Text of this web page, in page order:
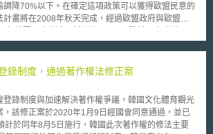
調降70%以下。在確定這項政策可以獲得歐盟民意的
畫將在2008年秋天完成，經過歐盟政府與歐盟議
遊簡訊的價格上限，但是在徵詢各方意見後，電信
，文字漫遊簡訊的批發價上限也將可能調降在4到8
簡訊費率上限政策施行的阻礙。 由於文字簡訊的
項服務的獲利上已相當穩定，因此透過合理的價格
符成本的漫遊文字簡訊服務，同時業者也能持續在
錄制度，通過著作權法修正案
錄制度與加速解決著作權爭議，韓國文化體育觀光
，該修正案於2020年1月9日經國會同意通過，並已
計於同年8月5日施行，韓國此次著作權的修法主要